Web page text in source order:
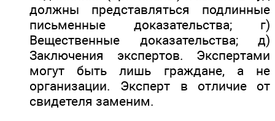
должны представляться подлинные
письменные доказательства; г)
Вещественные доказательства; д)
Заключения экспертов. Экспертами
могут быть лишь граждане, а не
организации. Эксперт в отличие от
свидетеля заменим.